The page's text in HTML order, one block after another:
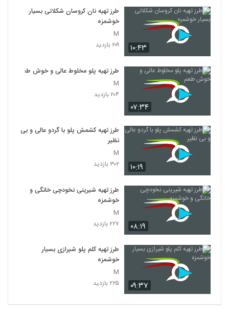
۱۰:۴۳
طرز تهیه نان کروسان شکلاتی بسیار
خوشمزه
M
۲۰۹ بازدید
۰۷:۳۴
طرز تهیه پلو مخلوط عالی و خوش طعم
M
۲۰۴ بازدید
۱۰:۱۹
طرز تهیه کشمش پلو با گردو عالی و بی
نظیر
M
۳۰۲ بازدید
۰۸:۱۹
طرز تهیه شیرینی نخودچی خانگی و
خوشمزه
M
۲۲۷ بازدید
۰۹:۳۷
طرز تهیه کلم پلو شیرازی بسیار
خوشمزه
M
۲۲۵ بازدید